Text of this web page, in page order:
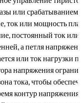
(APID) и MPT.
с отличными
и
управления, он
с произвольным
команды,
изменять
Применяя
добиться плавного и